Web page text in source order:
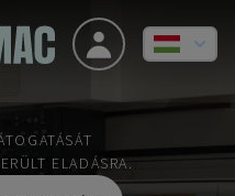
ELADÁSRA.